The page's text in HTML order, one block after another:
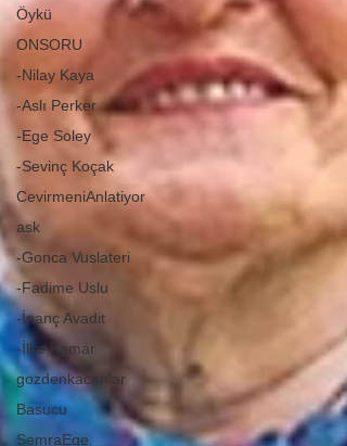
Öykü
ONSORU
-Nilay Kaya
-Aslı Perker
-Ege Soley
-Sevinç Koçak
CevirmeniAnlatiyor
ask
-Gonca Vuslateri
-Fadime Uslu
-İnanç Avadit
-İlke Kamar
gozdenkacanlar
Basucu
SemraEge